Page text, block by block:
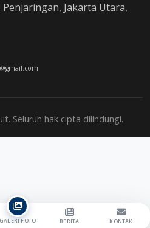
Penjaringan, Jakarta Utara,
Seluruh hak cipta dilindungi.
GALERI FOTO BERITA KONTAK